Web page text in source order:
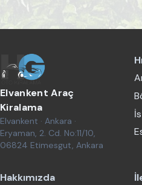
Elvankent Araç
Kiralama
Elvankent · Ankara ·
Eryaman, 2. Cd. No:11/10,
06824 Etimesgut, Ankara
Hakkımızda